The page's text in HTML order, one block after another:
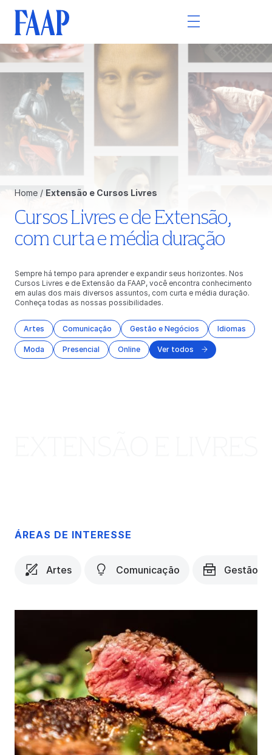
Home / Extensão e Cursos Livres
Cursos Livres e de Extensão,
com curta e média duração
Sempre há tempo para aprender e expandir seus horizontes. Nos
Cursos Livres e de Extensão da FAAP, você encontra conhecimento
em aulas dos mais diversos assuntos, com curta e média duração.
Conheça todas as nossas possibilidades.
Artes Comunicação Gestão e Negócios Idiomas
Moda Presencial Online Ver todos
ÁREAS DE INTERESSE
Artes Comunicação Gestão e